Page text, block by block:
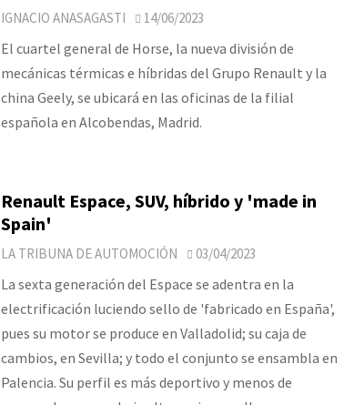
IGNACIO ANASAGASTI 14/06/2023
El cuartel general de Horse, la nueva división de
mecánicas térmicas e híbridas del Grupo Renault y la
china Geely, se ubicará en las oficinas de la filial
española en Alcobendas, Madrid.
Renault Espace, SUV, híbrido y 'made in
Spain'
LA TRIBUNA DE AUTOMOCIÓN 03/04/2023
La sexta generación del Espace se adentra en la
electrificación luciendo sello de 'fabricado en España',
pues su motor se produce en Valladolid; su caja de
cambios, en Sevilla; y todo el conjunto se ensambla en
Palencia. Su perfil es más deportivo y menos de